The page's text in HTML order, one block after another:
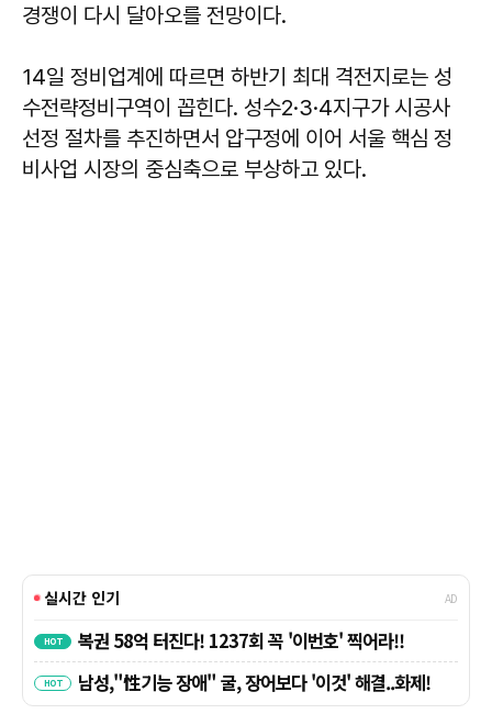
경쟁이 다시 달아오를 전망이다.
14일 정비업계에 따르면 하반기 최대 격전지로는 성
수전략정비구역이 꼽힌다. 성수2·3·4지구가 시공사
선정 절차를 추진하면서 압구정에 이어 서울 핵심 정
비사업 시장의 중심축으로 부상하고 있다.